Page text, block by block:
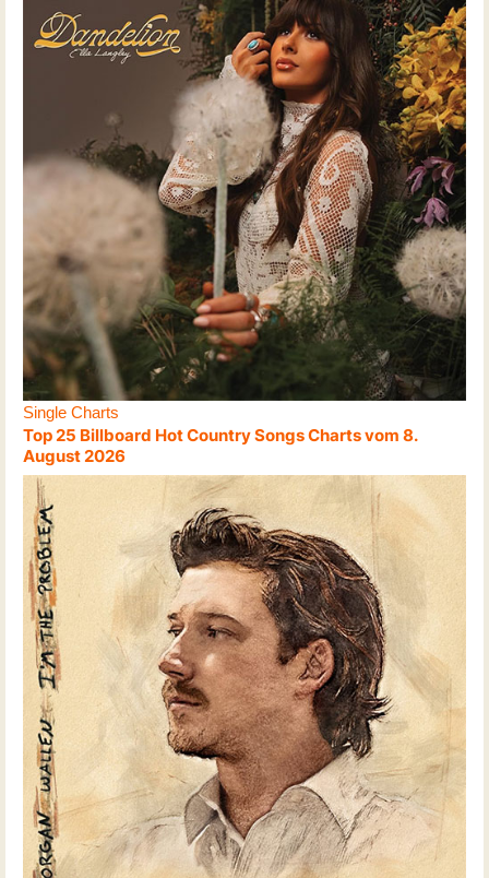
Single Charts
Top 25 Billboard Hot Country Songs Charts vom 8.
August 2026